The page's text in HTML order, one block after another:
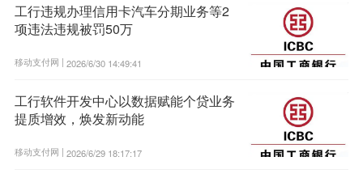
工行违规办理信用卡汽车分期业务等2
项违法违规被罚50万
移动支付网 | 2026/6/30 14:49:41
工行软件开发中心以数据赋能个贷业务
提质增效，焕发新动能
移动支付网 | 2026/6/29 18:17:17